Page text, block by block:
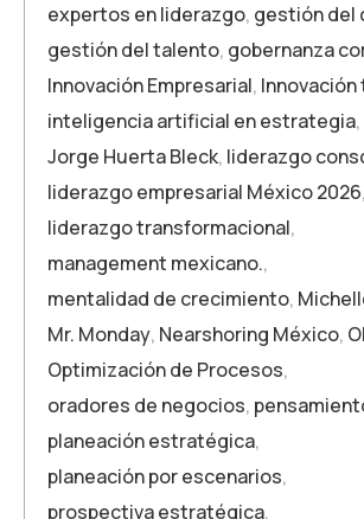
expertos en liderazgo, gestión del
gestión del talento, gobernanza
Innovación Empresarial,
inteligencia artificial en estrategia,
Jorge Huerta Bleck, liderazgo
liderazgo empresarial México 2026,
liderazgo transformacional,
management mexicano.,
mentalidad de crecimiento,
Mr. Monday, Nearshoring México,
Optimización de Procesos,
oradores de negocios,
planeación estratégica,
planeación por escenarios,
prospectiva estratégica,